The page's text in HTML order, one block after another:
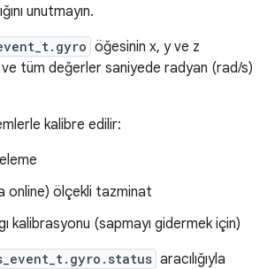
unutmayın.
öğesinin x, y ve z
ve tüm değerler saniyede radyan (rad/s)
kalibre edilir:
online) ölçekli tazminat
kalibrasyonu (sapmayı gidermek için)
aracılığıyla